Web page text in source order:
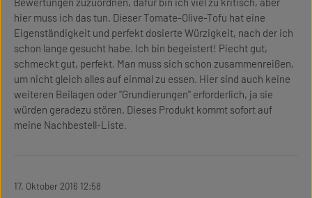
hier muss ich das tun. Dieser Tomate-Olive-Tofu hat eine
Eigenständigkeit und perfekt dosierte Würzigkeit, nach der ich
schon lange gesucht habe. Ich bin begeistert! Piecht gut,
schmeckt gut, perfekt. Man muss sich schon zusammenreißen,
um nicht gleich alles auf einmal zu essen. Hier sind auch keine
weiteren Beilagen oder "Grundierungen" erforderlich, ja sie
würden geradezu stören. Dieses Produkt kommt sofort auf
meine Nachbestell-Liste.
17. Oktober 2016 12:58